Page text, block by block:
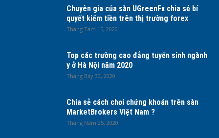
Chuyên gia của sàn UGreenFx chia sẻ bí
quyết kiếm tiền trên thị trường forex
Tháng Tám 15, 2020
Top các trường cao đẳng tuyển sinh ngành
y ở Hà Nội năm 2020
Tháng Bảy 30, 2020
Chia sẻ cách chơi chứng khoán trên sàn
MarketBrokers Việt Nam ?
Tháng Năm 25, 2020